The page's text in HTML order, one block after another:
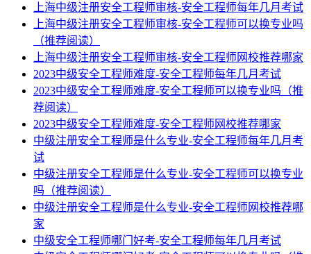
上海中级注册安全工程师审核-安全工程师每年几月考试
上海中级注册安全工程师审核-安全工程师可以换专业吗
（推荐阅读）
上海中级注册安全工程师审核-安全工程师网校推荐哪家
2023中级安全工程师难度-安全工程师每年几月考试
2023中级安全工程师难度-安全工程师可以换专业吗（推
荐阅读）
2023中级安全工程师难度-安全工程师网校推荐哪家
中级注册安全工程师是什么专业-安全工程师每年几月考
试
中级注册安全工程师是什么专业-安全工程师可以换专业
吗（推荐阅读）
中级注册安全工程师是什么专业-安全工程师网校推荐哪
家
中级安全工程师哪门好考-安全工程师每年几月考试